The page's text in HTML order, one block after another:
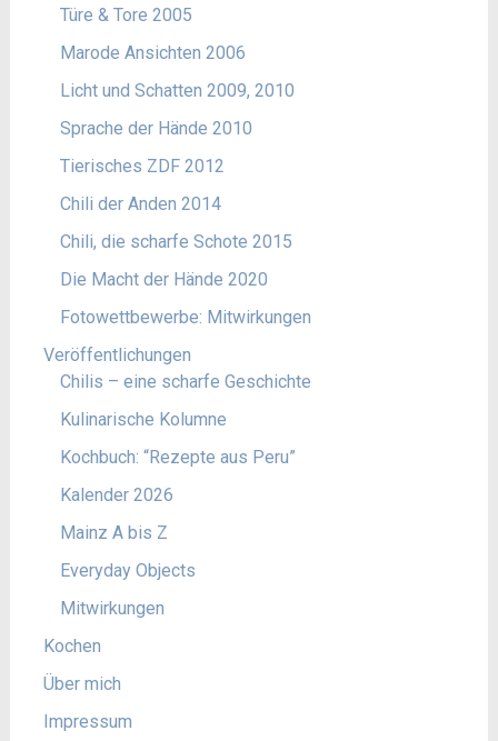
Türe & Tore 2005
Marode Ansichten 2006
Licht und Schatten 2009, 2010
Sprache der Hände 2010
Tierisches ZDF 2012
Chili der Anden 2014
Chili, die scharfe Schote 2015
Die Macht der Hände 2020
Fotowettbewerbe: Mitwirkungen
Veröffentlichungen
Chilis – eine scharfe Geschichte
Kulinarische Kolumne
Kochbuch: “Rezepte aus Peru”
Kalender 2026
Mainz A bis Z
Everyday Objects
Mitwirkungen
Kochen
Über mich
Impressum